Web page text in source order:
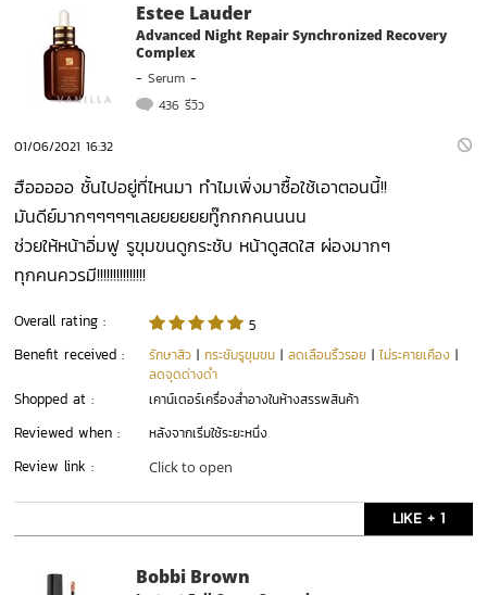
Estee Lauder
Advanced Night Repair Synchronized Recovery
Complex
-Serum -
436 รีวิว
01/06/2021 16:32
ฮือออออ ชั้นไปอยู่ที่ไหนมา ทำไมเพิ่งมาซื้อใช้เอาตอนนี้!!
มันดีย์มากๆๆๆๆๆเลยยยยยยทู๊กกกคนนนน
ช่วยให้หน้าอิ่มฟู รูขุมขนดูกระชับ หน้าดูสดใส ผ่องมากๆ
ทุกคนควรมี!!!!!!!!!!!!!!!
Overall rating :
5
Benefit received :
รักษาสิว |กระชับรูขุมขน |ลดเลือนริ้วรอย |ไม่ระคายเคือง |
ลดจุดด่างดำ
Shopped at : เคาน์เตอร์เครื่องสำอางในห้างสรรพสินค้า
Reviewed when : หลังจากเริ่มใช้ระยะหนึ่ง
Review link : Click to open
LIKE + 1
Bobbi Brown